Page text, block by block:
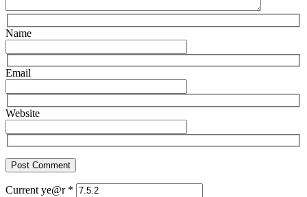
Name
Email
Website
Current ye@r *